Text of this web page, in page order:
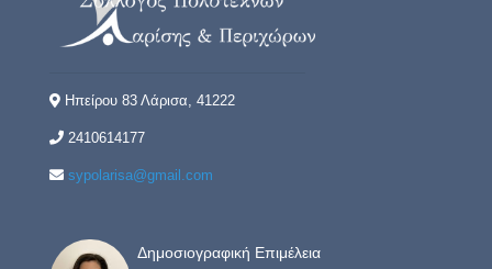
Ηπείρου 83 Λάρισα, 41222
2410614177
sypolarisa@gmail.com
Δημοσιογραφική Επιμέλεια